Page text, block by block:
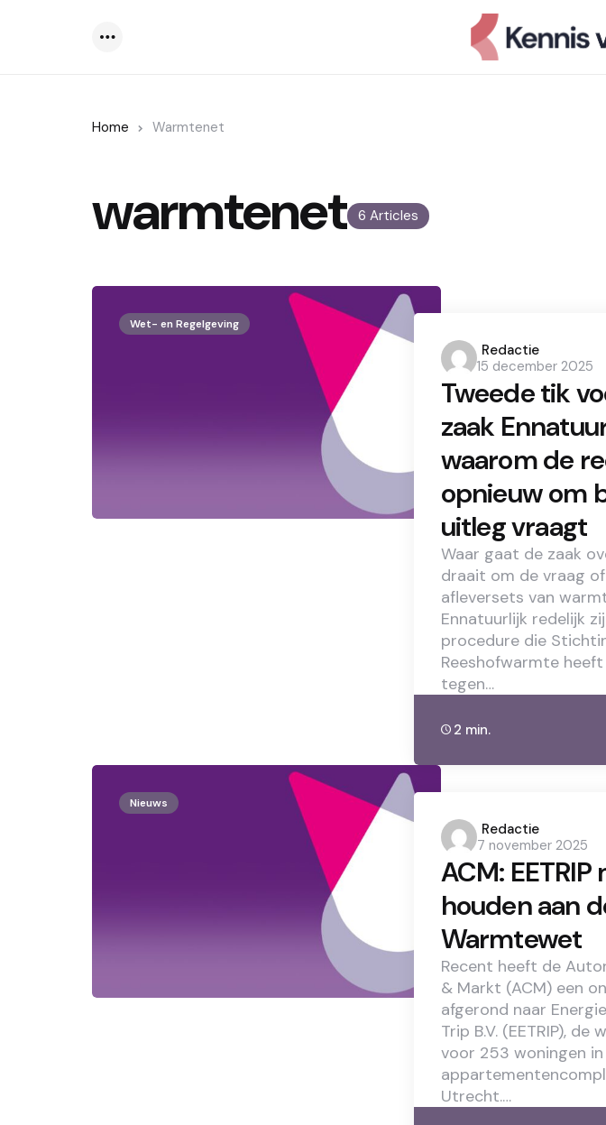
Home Warmtenet
6 Articles
warmtenet
Wet- en Regelgeving
Posted
by
Redactie
15 december 2025
Tweede tik
zaak
waarom de
opnieuw om
uitleg vraagt
Waar gaat de zaak
draait om de vraag
afleversets van
Ennatuurlijk redelijk
procedure die
Reeshofwarmte
tegen…
2 min.
Nieuws
Posted
by
Redactie
7 november 2025
ACM:
houden aan
Warmtewet
Recent heeft de
& Markt (ACM) een
afgerond naar
Trip B.V. (EETRIP),
voor 253 woningen
Utrecht.…